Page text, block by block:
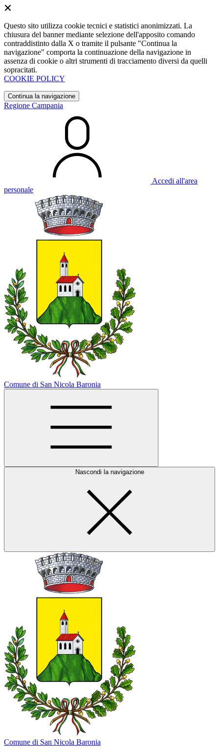
Questo sito utilizza cookie tecnici e statistici anonimizzati. La
chiusura del banner mediante selezione dell'apposito comando
contraddistinto dalla X o tramite il pulsante "Continua la
navigazione" comporta la continuazione della navigazione in
assenza di cookie o altri strumenti di tracciamento diversi da quelli
sopracitati.
COOKIE POLICY
Continua la navigazione
Regione Campania
Accedi all'area
personale
Comune di San Nicola Baronia
Nascondi la navigazione
Comune di San Nicola Baronia